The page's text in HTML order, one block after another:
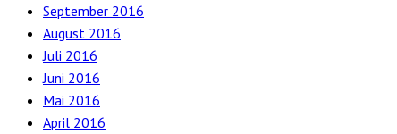
September 2016
August 2016
Juli 2016
Juni 2016
Mai 2016
April 2016